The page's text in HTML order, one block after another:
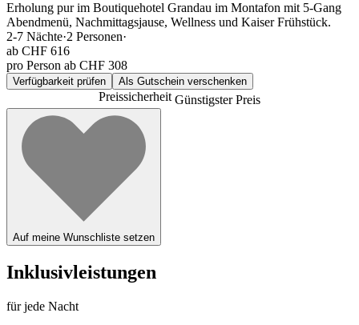
Erholung pur im Boutiquehotel Grandau im Montafon mit 5-Gang
Abendmenü, Nachmittagsjause, Wellness und Kaiser Frühstück.
2-7 Nächte·2 Personen·
ab CHF 616
pro Person ab CHF 308
Verfügbarkeit prüfen Als Gutschein verschenken
PreissicherheitGünstigster Preis
Auf meine Wunschliste setzen
Inklusivleistungen
für jede Nacht